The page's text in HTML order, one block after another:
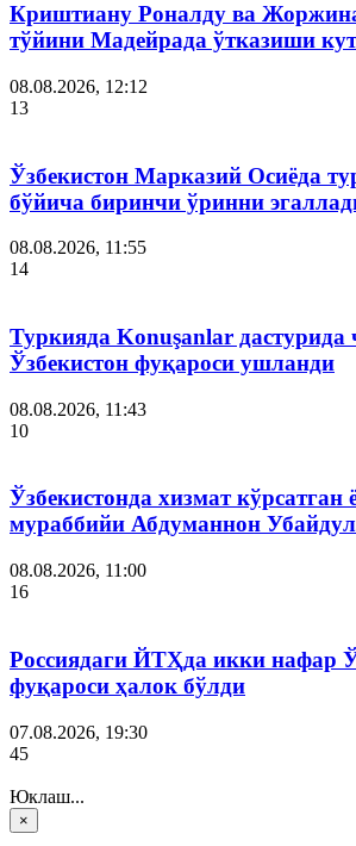
Криштиану Роналду ва
тўйини Мадейрада ўтказиши
08.08.2026, 12:12
13
Ўзбекистон Марказий Осиёда
бўйича биринчи ўринни
08.08.2026, 11:55
14
Туркияда Konuşanlar
Ўзбекистон фуқароси ушланди
08.08.2026, 11:43
10
Ўзбекистонда хизмат кўрсатган
мураббийи Абдуманнон
08.08.2026, 11:00
16
Россиядаги ЙТҲда икки нафар
фуқароси ҳалок бўлди
07.08.2026, 19:30
45
Юклаш...
×